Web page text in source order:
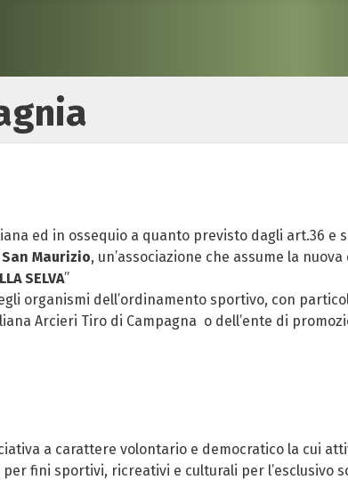
ed in ossequio a quanto previsto dagli art.36 e
Maurizio, un’associazione che assume la
SELVA”
organismi dell’ordinamento sportivo, con
Arcieri Tiro di Campagna o dell’ente di
a carattere volontario e democratico la cui
fini sportivi, ricreativi e culturali per l’esclusivo